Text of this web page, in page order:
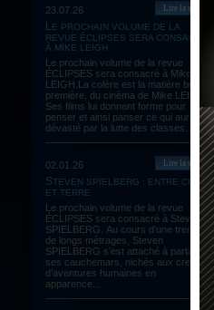
23.07.26
LE PROCHAIN VOLUME DE LA
REVUE ÉCLIPSES SERA CONSACRÉ
À MIKE LEIGH
Le prochain volume de la revue
ÉCLIPSES sera consacré à Mike
LEIGH.La colère est la matière brute,
première, du cinéma de Mike LEIGH.
Ses films lui donnent forme pour
penser et ainsi panser ce qui aura été
dévasté par la lutte des classes...
Lire la suite
02.01.26
STEVEN SPIELBERG : ENTRE CIEL
ET TERRE
Le prochain volume de la revue
ÉCLIPSES sera consacré à Steven
SPIELBERG. Au cours d’une trentaine
de longs métrages, Steven
SPIELBERG s’est attaché à partager
ses cauchemars, nichés aux creux
d’aventures humaines en
apparence...
Lire la suite